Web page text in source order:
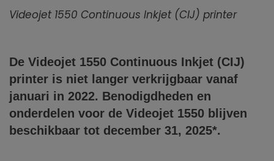
Videojet 1550 Continuous Inkjet (CIJ) printer
De Videojet 1550 Continuous Inkjet (CIJ)
printer is niet langer verkrijgbaar vanaf
januari in 2022. Benodigdheden en
onderdelen voor de Videojet 1550 blijven
beschikbaar tot december 31, 2025*.